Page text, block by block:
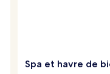
Spa et havre de